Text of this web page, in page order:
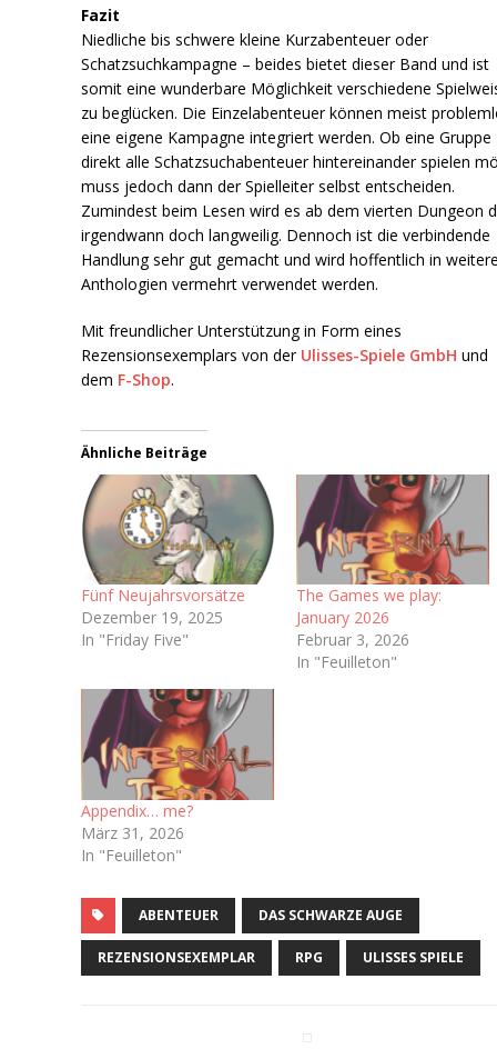
Fazit
Niedliche bis schwere kleine Kurzabenteuer oder
Schatzsuchkampagne – beides bietet dieser Band und ist
somit eine wunderbare Möglichkeit verschiedene
zu beglücken. Die Einzelabenteuer können meist
eine eigene Kampagne integriert werden. Ob eine Gruppe
direkt alle Schatzsuchabenteuer hintereinander spielen
muss jedoch dann der Spielleiter selbst entscheiden.
Zumindest beim Lesen wird es ab dem vierten Dungeon
irgendwann doch langweilig. Dennoch ist die verbindende
Handlung sehr gut gemacht und wird hoffentlich in
Anthologien vermehrt verwendet werden.
Mit freundlicher Unterstützung in Form eines
Rezensionsexemplars von der Ulisses-Spiele GmbH und
dem F-Shop.
Ähnliche Beiträge
Fünf Neujahrsvorsätze
Dezember 19, 2025
In "Friday Five"
The Games we play:
January 2026
Februar 3, 2026
In "Feuilleton"
Appendix… me?
März 31, 2026
In "Feuilleton"
ABENTEUER DAS SCHWARZE AUGE
REZENSIONSEXEMPLAR RPG ULISSES SPIELE